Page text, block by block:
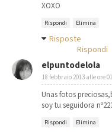
XOXO
Rispondi Elimina
Risposte
Rispondi
elpuntodelola
18 febbraio 2013 alle ore
Unas fotos
soy tu seguidora
Rispondi Elimina